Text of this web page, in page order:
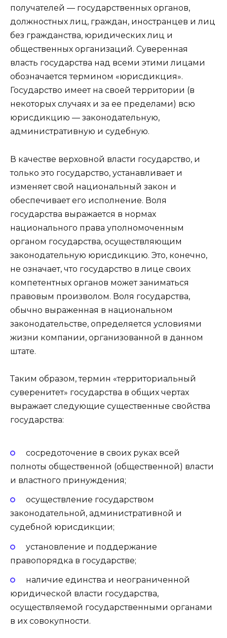
получателей — государственных органов,
должностных лиц, граждан, иностранцев и лиц
без гражданства, юридических лиц и
общественных организаций. Суверенная
власть государства над всеми этими лицами
обозначается термином «юрисдикция».
Государство имеет на своей территории (в
некоторых случаях и за ее пределами) всю
юрисдикцию — законодательную,
административную и судебную.
В качестве верховной власти государство, и
только это государство, устанавливает и
изменяет свой национальный закон и
обеспечивает его исполнение. Воля
государства выражается в нормах
национального права уполномоченным
органом государства, осуществляющим
законодательную юрисдикцию. Это, конечно,
не означает, что государство в лице своих
компетентных органов может заниматься
правовым произволом. Воля государства,
обычно выраженная в национальном
законодательстве, определяется условиями
жизни компании, организованной в данном
штате.
Таким образом, термин «территориальный
суверенитет» государства в общих чертах
выражает следующие существенные свойства
государства:
сосредоточение в своих руках всей
полноты общественной (общественной) власти
и властного принуждения;
осуществление государством
законодательной, административной и
судебной юрисдикции;
установление и поддержание
правопорядка в государстве;
наличие единства и неограниченной
юридической власти государства,
осуществляемой государственными органами
в их совокупности.